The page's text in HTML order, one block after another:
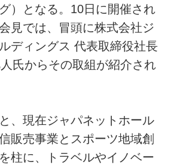
）となる。10日に開催され
見では、冒頭に株式会社ジ
ディングス 代表取締役社長
氏からその取組が紹介され
、現在ジャパネットホール
販売事業とスポーツ地域創
柱に、トラベルやイノベー